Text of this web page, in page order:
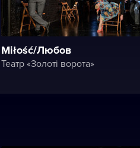
Miłość/Любов
Театр «Золоті ворота»